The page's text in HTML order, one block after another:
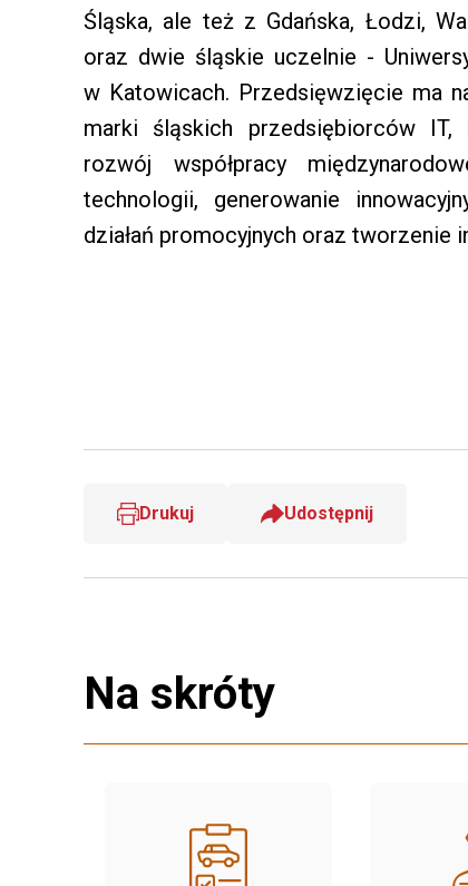
Śląska, ale też z Gdańska, Łodzi,
oraz dwie śląskie uczelnie -
w Katowicach. Przedsięwzięcie ma
marki śląskich przedsiębiorców IT,
rozwój współpracy
technologii, generowanie
działań promocyjnych oraz
Drukuj Udostępnij
Na skróty